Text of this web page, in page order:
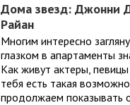
Дома звезд: Джонни
Райан
Многим интересно
глазком в апартаменты
Как живут актеры,
тебя есть такая
продолжаем показывать